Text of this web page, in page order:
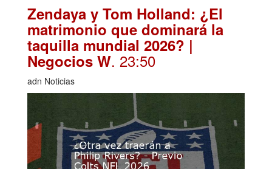
Zendaya y Tom Holland: ¿El
matrimonio que dominará la
taquilla mundial 2026? |
Negocios W. 23:50
adn Noticias